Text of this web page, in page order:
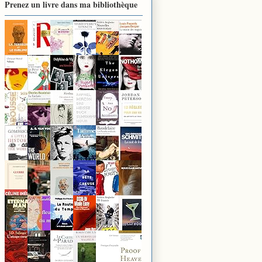
Prenez un livre dans ma bibliothèque